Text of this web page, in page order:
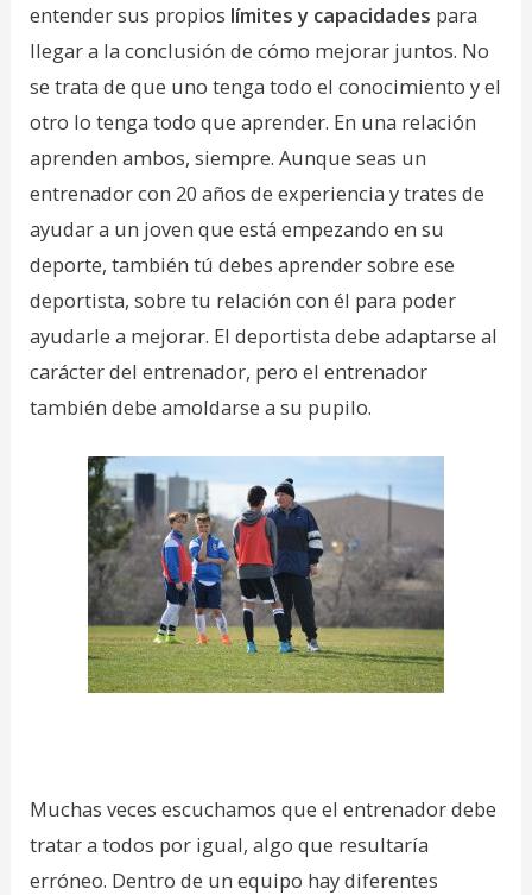
entender sus propios límites y capacidades para
llegar a la conclusión de cómo mejorar juntos. No
se trata de que uno tenga todo el conocimiento y el
otro lo tenga todo que aprender. En una relación
aprenden ambos, siempre. Aunque seas un
entrenador con 20 años de experiencia y trates de
ayudar a un joven que está empezando en su
deporte, también tú debes aprender sobre ese
deportista, sobre tu relación con él para poder
ayudarle a mejorar. El deportista debe adaptarse al
carácter del entrenador, pero el entrenador
también debe amoldarse a su pupilo.
Muchas veces escuchamos que el entrenador debe
tratar a todos por igual, algo que resultaría
erróneo. Dentro de un equipo hay diferentes